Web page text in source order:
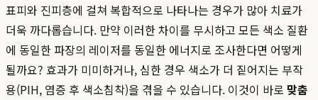
표피와 진피층에 걸쳐 복합적으로 나타나는 경우가 많아 치료가
더욱 까다롭습니다. 만약 이러한 차이를 무시하고 모든 색소 질환
에 동일한 파장의 레이저를 동일한 에너지로 조사한다면 어떻게
될까요? 효과가 미미하거나, 심한 경우 색소가 더 짙어지는 부작
용(PIH, 염증 후 색소침착)을 겪을 수 있습니다. 이것이 바로 맞춤